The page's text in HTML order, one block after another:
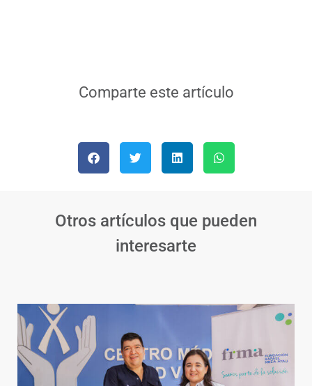
Comparte este artículo
Otros artículos que pueden
interesarte